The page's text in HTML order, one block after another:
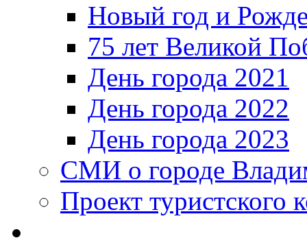
Новый год и
75 лет Великой
День города 2021
День города 2022
День города 2023
СМИ о городе
Проект туристского